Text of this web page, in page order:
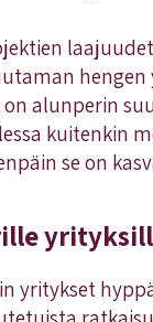
on alunperin
kuitenkin
se on
yritykset